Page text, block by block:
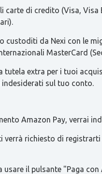
di credito (Visa, Visa
custoditi da Nexi con le
MasterCard
tutela extra per i tuoi
indesiderati sul tuo conto.
Amazon Pay, verrai
verrà richiesto di
usare il pulsante "Paga